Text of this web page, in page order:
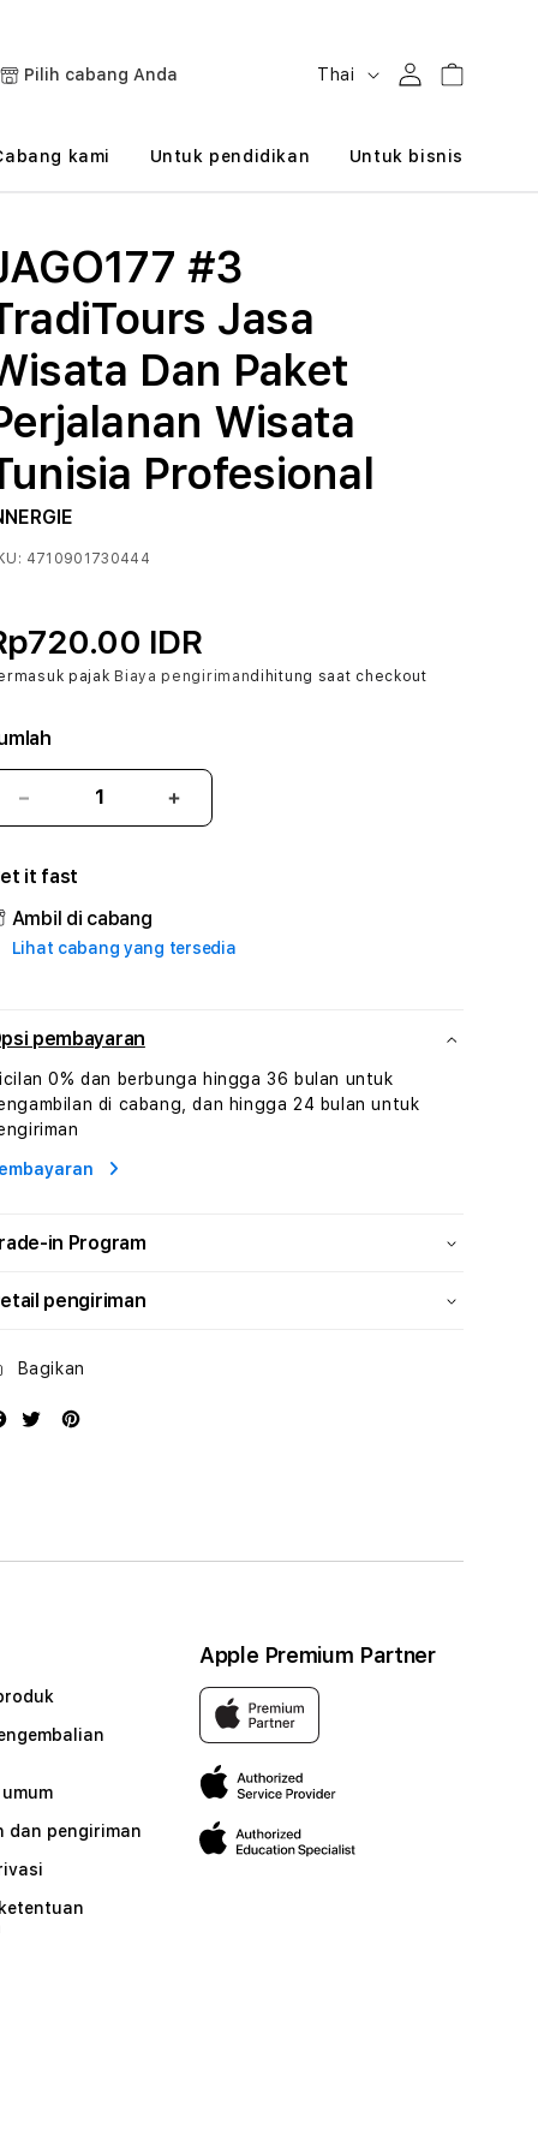
Pilih cabang Anda
B
h
Thai MasukKeranjang
kami Untuk pendidikan Untuk bisnis
#3
Jasa
Dan Paket
Wisata
Profesional
4710901730444
IDR
pajak Biaya pengirimandihitung saat checkout
Kurangi
jumlah
JAGO177
#3
TradiTours
Jasa
Paket
Wisata
Tunisia
Profesional
Tambah
jumlah
TradiTours
Jasa
Wisata
Tunisia
it fast
Ambil di cabang
Lihat cabang yang tersedia
pembayaran
0% dan berbunga hingga 36 bulan untuk
di cabang, dan hingga 24 bulan untuk
in Program
pengiriman
Bagikan
dan pengiriman
Apple Premium Partner